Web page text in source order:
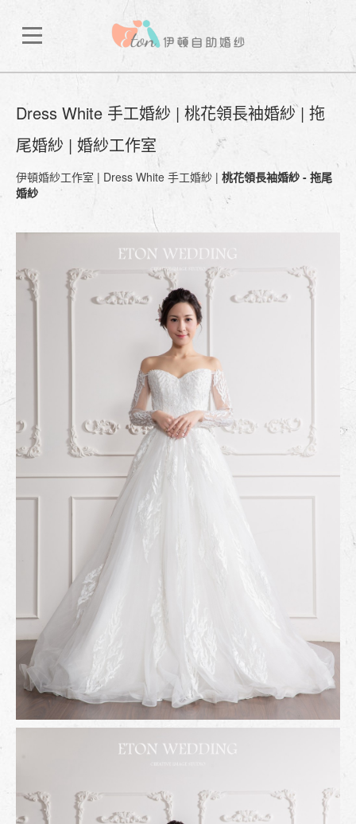
Dress White 手工婚紗 | 桃花領長袖婚紗 | 拖
尾婚紗 | 婚紗工作室
伊頓婚紗工作室 | Dress White 手工婚紗 | 桃花領長袖婚紗 - 拖尾
婚紗